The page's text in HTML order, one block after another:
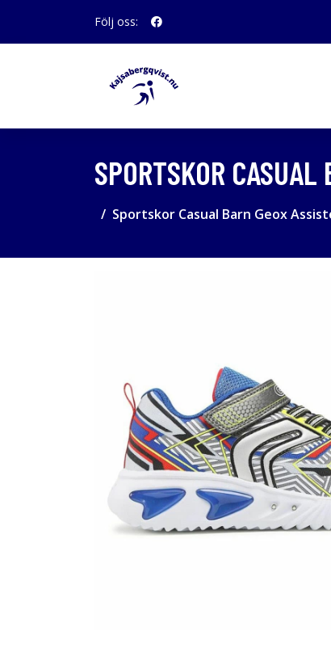
Följ oss:
SPORTSKOR
Sportskor Casual Barn Geox